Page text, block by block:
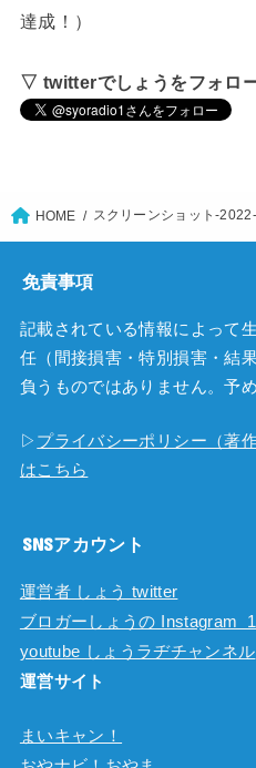
達成！）
▽ twitterでしょうをフォロ
HOME スクリーンショット-
免責事項
記載されている情報によって
任（間接損害・特別損害・結
負うものではありません。予
▷ プライバシーポリシー（著
はこちら
SNSアカウント
運営者 しょう twitter
ブロガーしょうの Instagram
youtube しょうラヂチャンネル
運営サイト
まいキャン！